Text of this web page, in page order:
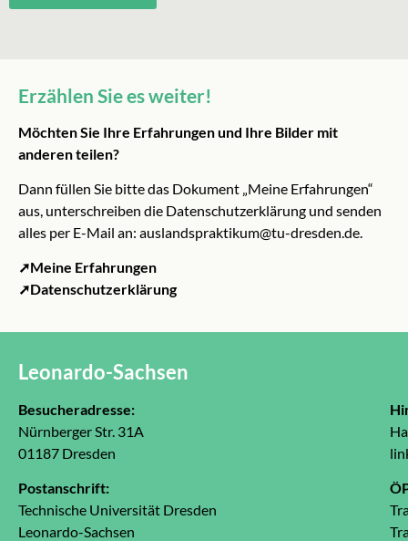
Erzählen Sie es weiter!
Möchten Sie Ihre Erfahrungen und Ihre Bilder mit
anderen teilen?
Dann füllen Sie bitte das Dokument „Meine Erfahrungen“
aus, unterschreiben die Datenschutzerklärung und senden
alles per E-Mail an: auslandspraktikum@tu-dresden.de.
➚Meine Erfahrungen
➚Datenschutzerklärung
Leonardo-Sachsen
Besucheradresse:
Nürnberger Str. 31A
01187 Dresden
Postanschrift:
Technische Universität Dresden
Leonardo-Sachsen